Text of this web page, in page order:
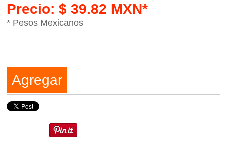
Precio: $ 39.82 MXN*
* Pesos Mexicanos
Agregar